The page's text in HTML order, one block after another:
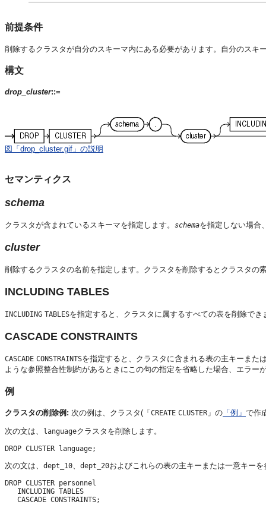
前提条件
削除するクラスタが自分のスキーマ内にある必要があります。自分のスキ
構文
drop_cluster::=
図「drop_cluster.gif」の説明
セマンティクス
schema
クラスタが含まれているスキーマを指定します。 schemaを指定しない場合
cluster
削除するクラスタの名前を指定します。クラスタを削除するとクラスタ
INCLUDING TABLES
INCLUDING TABLESを指定すると、クラスタに属するすべての表を削除でき
CASCADE CONSTRAINTS
CASCADE CONSTRAINTSを指定すると、クラスタに含まれる表の主キーまた
ような参照整合性制約があるときにこの句の指定を省略した場合、エラー
例
クラスタの削除例: 次の例は、クラスタ(「 CREATE CLUSTER 」の 「例」 で作
次の文は、 languageクラスタを削除します。
次の文は、 dept_10、 dept_20およびこれらの表の主キーまたは一意キー
DROP CLUSTER personnel
   INCLUDING TABLES